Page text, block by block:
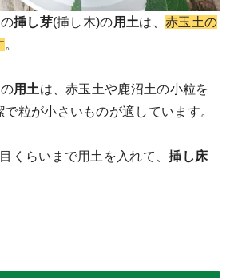
挿し芽(挿し木)の用土は、赤玉土の
。
用土は、赤玉土や鹿沼土の小粒を
粒が小さいものが適しています。
くらいまで用土を入れて、挿し床